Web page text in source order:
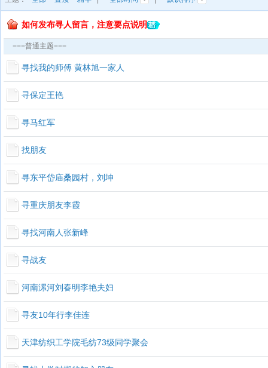
如何发布寻人留言，注意要点说明
===普通主题===
寻找我的师傅 黄林旭一家人
寻保定王艳
寻马红军
找朋友
寻东平岱庙桑园村，刘坤
寻重庆朋友李霞
寻找河南人张新峰
寻战友
河南漯河刘春明李艳夫妇
寻友10年行李佳连
天津纺织工学院毛纺73级同学聚会